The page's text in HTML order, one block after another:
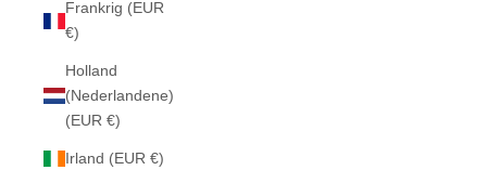
Frankrig (EUR
€)
Holland
(Nederlandene)
(EUR €)
Irland (EUR €)